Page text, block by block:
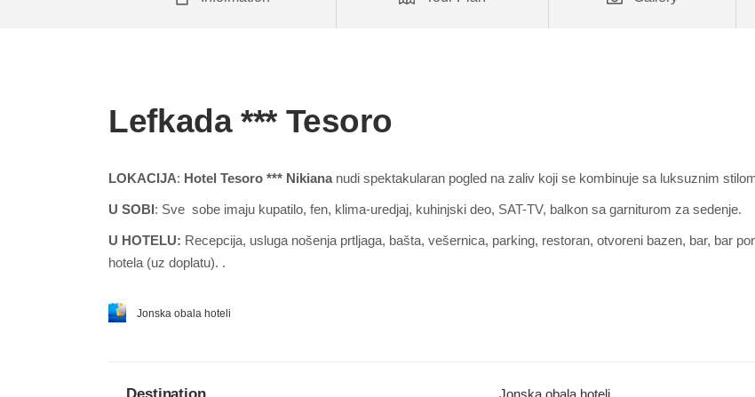
Lefkada *** Tesoro
LOKACIJA: Hotel Tesoro *** Nikiananudi spektakularan pogled na zaliv koji se kombinuje sa luksuznim
U SOBI: Sve sobe imaju kupatilo, fen, klima-uredjaj, kuhinjski deo, SAT-TV, balkon sa garniturom za
U HOTELU: Recepcija, usluga nošenja prtljaga, bašta, vešernica, parking, restoran, otvoreni bazen, bar, bar
hotela (uz doplatu). .
Jonska obala hoteli
Jonska obala hoteli